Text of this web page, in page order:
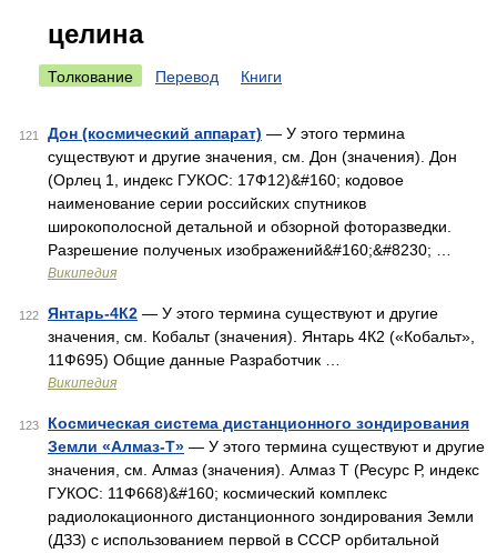
целина
Толкование Перевод Книги
121 Дон (космический аппарат) — У этого термина
существуют и другие значения, см. Дон (значения). Дон
(Орлец 1, индекс ГУКОС: 17Ф12)&#160; кодовое
наименование серии российских спутников
широкополосной детальной и обзорной фоторазведки.
Разрешение полученых изображений&#160;&#8230; …
Википедия
122 Янтарь-4К2 — У этого термина существуют и другие
значения, см. Кобальт (значения). Янтарь 4К2 («Кобальт»,
11Ф695) Общие данные Разработчик …
Википедия
123
Космическая система дистанционного зондирования
Земли «Алмаз-Т» — У этого термина существуют и другие
значения, см. Алмаз (значения). Алмаз Т (Ресурс Р, индекс
ГУКОС: 11Ф668)&#160; космический комплекс
радиолокационного дистанционного зондирования Земли
(ДЗЗ) с использованием первой в СССР орбитальной